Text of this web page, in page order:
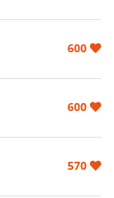
600
600
570